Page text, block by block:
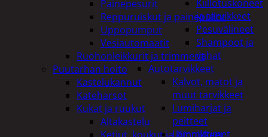
Kiillotuskoneet
ja tarvikkeet
Pesuvälineet
Shampoot ja
vahat
Autotarvikkeet
Kalvot, matot ja
muut tarvikkeet
Lumiharjat ja
peitteet
Lämmittimet
Painepesurit
Reppuruiskut ja painepullot
Uppopumput
Vesiautomaatit
Ruohonleikkurit ja trimmerit
Puutarhan hoito
Kastelukannut
Kateharsot
Kukat ja ruukut
Altakastelu